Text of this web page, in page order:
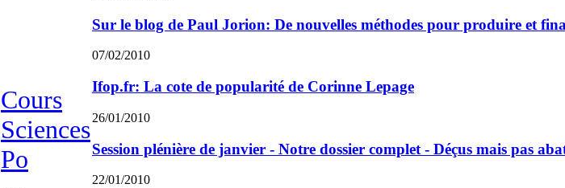
Cours
Sciences
Po
Sur le blog de Paul Jorion: De nouvelles méthodes pour produire et
07/02/2010
Ifop.fr: La cote de popularité de Corinne Lepage
26/01/2010
Session plénière de janvier - Notre dossier complet - Déçus mais pas
22/01/2010